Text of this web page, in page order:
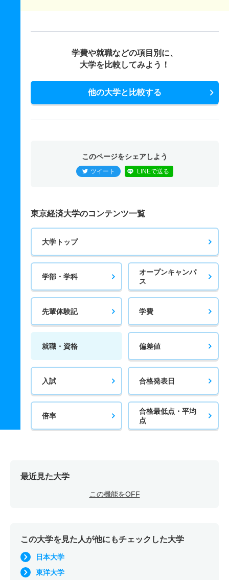
学費や就職などの項目別に、
大学を比較してみよう！
他の大学と比較する
このページをシェアしよう
ツイート LINEで送る
東京経済大学のコンテンツ一覧
大学トップ
学部・学科
オープンキャンパ
ス
先輩体験記 学費
就職・資格 偏差値
入試 合格発表日
倍率
合格最低点・平均
点
最近見た大学
この機能をOFF
この大学を見た人が他にもチェックした大学
日本大学
東洋大学